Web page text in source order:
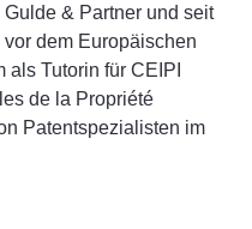
& Partner und seit
dem Europäischen
als Tutorin für CEIPI
de la Propriété
Patentspezialisten im